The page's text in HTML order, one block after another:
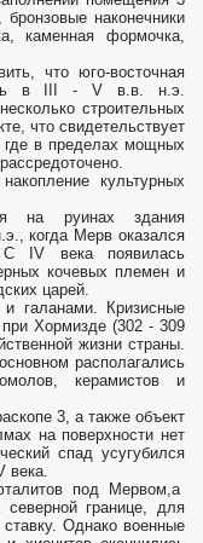
наконечники
каменная формочка,
что юго-восточная
в III - V в.в. н.э.
строительных
что свидетельствует
где в пределах мощных
культурных
на руинах здания
когда Мерв оказался
С IV века появилась
кочевых племен и
царей.
галанами. Кризисные
Хормизде (302 - 309
жизни страны.
располагались
керамистов и
3, а также объект
на поверхности нет
спад усугубился
века.
под Мервом,а
границе, для
Однако военные